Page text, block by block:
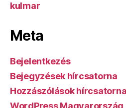
kulmar
Meta
Bejelentkezés
Bejegyzések hírcsatorna
Hozzászólások hírcsatorna
WordPress Magyarország